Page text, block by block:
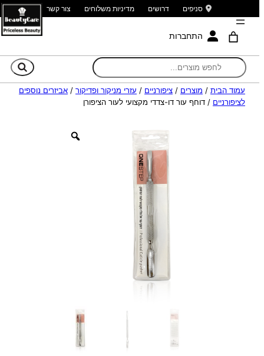
סניפים דרושים מדיניות משלוחים צור קשר
התחברות
עמוד הבית / מוצרים / ציפורניים / עזרי מניקור ופדיקור / אביזרים נוספים
לציפורניים / דוחף עור דו-צדדי מקצועי לעור הציפורן